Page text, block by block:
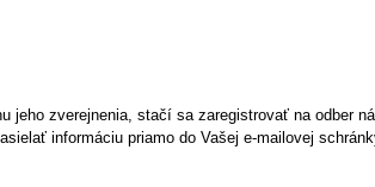
zverejnenia, stačí sa zaregistrovať na odber
informáciu priamo do Vašej e-mailovej